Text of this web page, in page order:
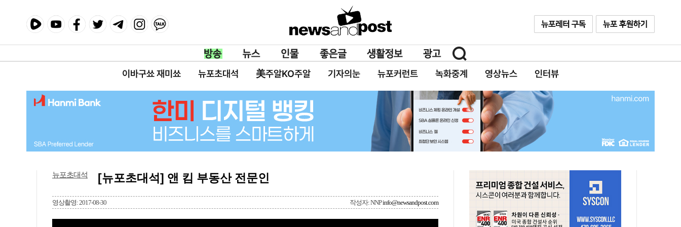
이바구쑈 재미쑈 뉴포초대석 美주알KO주알 기자의눈 뉴포커런트 녹화중계 영상뉴스 인터뷰
뉴포초대석 [뉴포초대석] 앤 킴 부동산 전문인
영상촬영: 2017-08-30 작성자: NNPinfo@newsandpost.com